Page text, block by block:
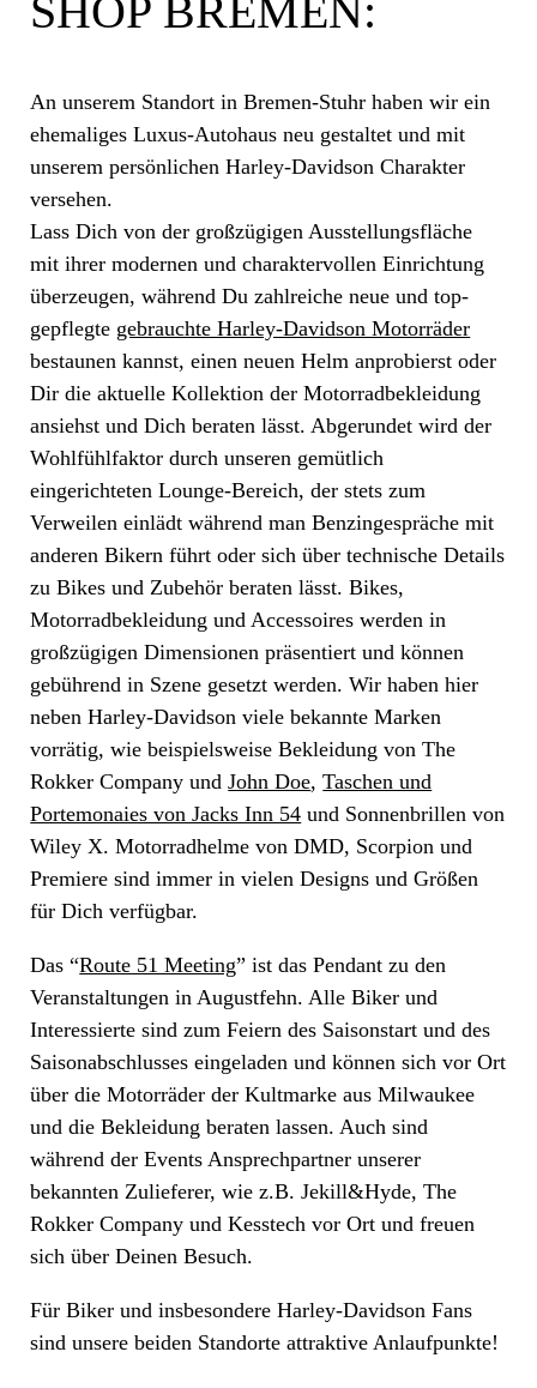
SHOP BREMEN:
An unserem Standort in Bremen-Stuhr haben wir ein
ehemaliges Luxus-Autohaus neu gestaltet und mit
unserem persönlichen Harley-Davidson Charakter
versehen.
Lass Dich von der großzügigen Ausstellungsfläche
mit ihrer modernen und charaktervollen Einrichtung
überzeugen, während Du zahlreiche neue und top-
gepflegte gebrauchte Harley-Davidson Motorräder
bestaunen kannst, einen neuen Helm anprobierst oder
Dir die aktuelle Kollektion der Motorradbekleidung
ansiehst und Dich beraten lässt. Abgerundet wird der
Wohlfühlfaktor durch unseren gemütlich
eingerichteten Lounge-Bereich, der stets zum
Verweilen einlädt während man Benzingespräche mit
anderen Bikern führt oder sich über technische Details
zu Bikes und Zubehör beraten lässt. Bikes,
Motorradbekleidung und Accessoires werden in
großzügigen Dimensionen präsentiert und können
gebührend in Szene gesetzt werden. Wir haben hier
neben Harley-Davidson viele bekannte Marken
vorrätig, wie beispielsweise Bekleidung von The
Rokker Company undJohn Doe,Taschen und
Portemonaies von Jacks Inn 54 und Sonnenbrillen von
Wiley X. Motorradhelme von DMD, Scorpion und
Premiere sind immer in vielen Designs und Größen
für Dich verfügbar.
Das “Route 51 Meeting” ist das Pendant zu den
Veranstaltungen in Augustfehn. Alle Biker und
Interessierte sind zum Feiern des Saisonstart und des
Saisonabschlusses eingeladen und können sich vor Ort
über die Motorräder der Kultmarke aus Milwaukee
und die Bekleidung beraten lassen. Auch sind
während der Events Ansprechpartner unserer
bekannten Zulieferer, wie z.B. Jekill&Hyde, The
Rokker Company und Kesstech vor Ort und freuen
sich über Deinen Besuch.
Für Biker und insbesondere Harley-Davidson Fans
sind unsere beiden Standorte attraktive Anlaufpunkte!